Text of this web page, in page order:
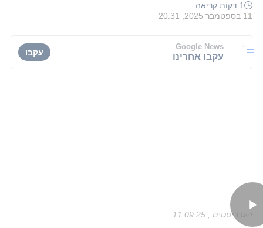
1 דקות קריאה
11 בספטמבר 2025, 20:31
Google News
עקבו אחרינו עקבו
הערביסטים , 11.09.25